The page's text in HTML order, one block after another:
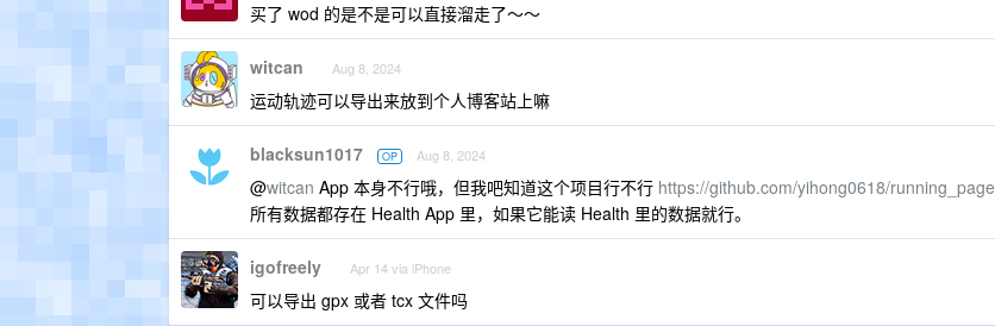
买了 wod 的是不是可以直接溜走了～～
witcan Aug 8, 2024
运动轨迹可以导出来放到个人博客站上嘛
blacksun1017 OP Aug 8, 2024
@witcan App 本身不行哦，但我吧知道这个项目行不行 https://github.com/yihong0618/running_page
所有数据都存在 Health App 里，如果它能读 Health 里的数据就行。
igofreely Apr 14 via iPhone
可以导出 gpx 或者 tcx 文件吗